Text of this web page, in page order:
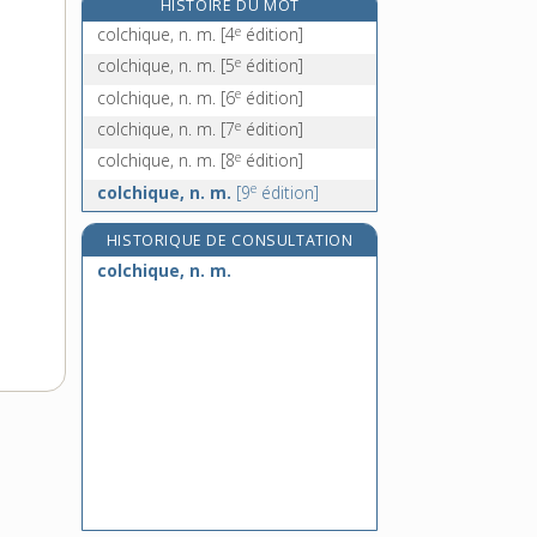
colère, n. f.
colérer, v. intr.
[1
édition]
coléreux, -euse, adj.
HISTOIRE DU MOT
colchique, n. m. [4e édition]
colchique, n. m. [5e édition]
colchique, n. m. [6e édition]
colchique, n. m. [7e édition]
colchique, n. m. [8e édition]
colchique, n. m. [9e édition]
HISTORIQUE DE CONSULTATION
colchique, n. m.